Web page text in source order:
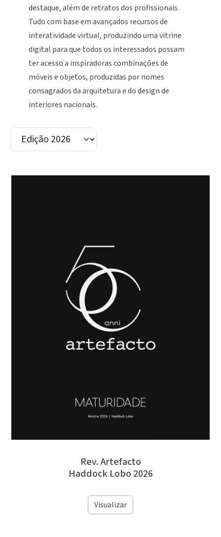
destaque, além de retratos dos profissionais.
Tudo com base em avançados recursos de
interatividade virtual, produzindo uma vitrine
digital para que todos os interessados possam
ter acesso a inspiradoras combinações de
móveis e objetos, produzidas por nomes
consagrados da arquitetura e do design de
interiores nacionais.
Rev. Artefacto
Haddock Lobo 2026
Visualizar